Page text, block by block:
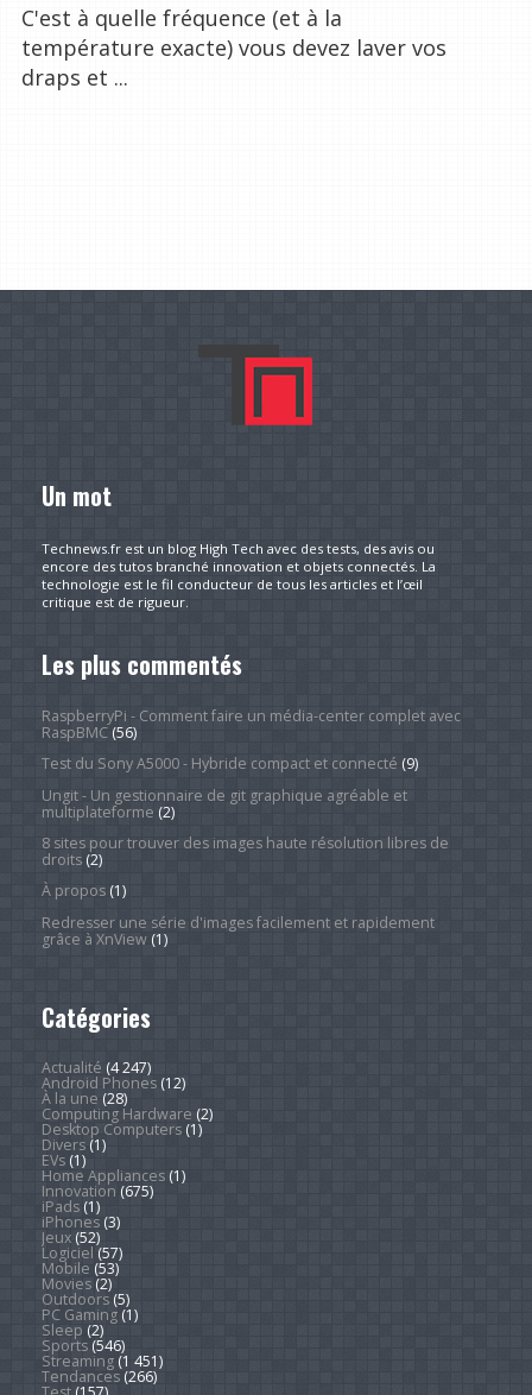
C'est à quelle fréquence (et à la
température exacte) vous devez laver vos
draps et ...
Un mot
Technews.fr est un blog High Tech avec des tests, des avis ou
encore des tutos branché innovation et objets connectés. La
technologie est le fil conducteur de tous les articles et l’œil
critique est de rigueur.
Les plus commentés
RaspberryPi - Comment faire un média-center complet avec
RaspBMC(56)
Test du Sony A5000 - Hybride compact et connecté (9)
Ungit - Un gestionnaire de git graphique agréable et
multiplateforme (2)
8 sites pour trouver des images haute résolution libres de
droits(2)
À propos(1)
Redresser une série d'images facilement et rapidement
grâce à XnView(1)
Catégories
Actualité (4 247)
Android Phones(12)
À la une (28)
Computing Hardware (2)
Desktop Computers(1)
Divers(1)
EVs(1)
Home Appliances(1)
Innovation (675)
iPads(1)
iPhones(3)
Jeux(52)
Logiciel (57)
Mobile (53)
Movies(2)
Outdoors(5)
PC Gaming(1)
Sleep (2)
Sports(546)
Streaming(1 451)
Tendances(266)